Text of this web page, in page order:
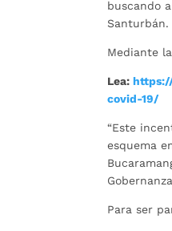
buscando
Santurbán.
Mediante
Lea:
covid-19/
“Este
esquema
Para ser